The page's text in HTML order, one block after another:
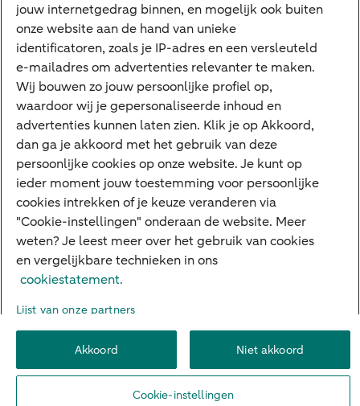
Cyber Veilig & Zeker
Private Banking
Interessant
Sectoren & trends
Ondernemersverhalen
Valutacentrum
Alles over PSD2
Business Community
Over ABN AMRO
Toegankelijkheid
PrivacyDisclaimerCookie-instellingen
© 2026 ABN AMRO
jouw internetgedrag binnen, en mogelijk ook buiten
onze website aan de hand van unieke
identificatoren, zoals je IP-adres en een versleuteld
e-mailadres om advertenties relevanter te maken.
Wij bouwen zo jouw persoonlijke profiel op,
waardoor wij je gepersonaliseerde inhoud en
advertenties kunnen laten zien. Klik je op Akkoord,
dan ga je akkoord met het gebruik van deze
persoonlijke cookies op onze website. Je kunt op
ieder moment jouw toestemming voor persoonlijke
cookies intrekken of je keuze veranderen via
"Cookie-instellingen" onderaan de website. Meer
weten? Je leest meer over het gebruik van cookies
en vergelijkbare technieken in ons
cookiestatement.
Lijst van onze partners
Akkoord Niet akkoord
Cookie-instellingen